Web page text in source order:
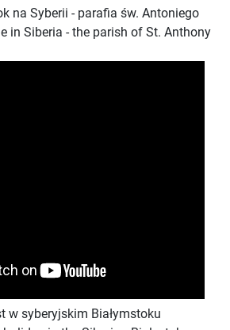
na Syberii - parafia św. Antoniego
in Siberia - the parish of St. Anthony
w syberyjskim Białymstoku